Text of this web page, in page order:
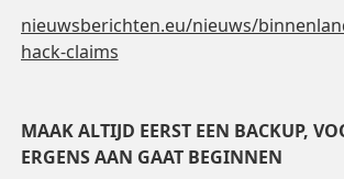
nieuwsberichten.eu/nieuws/
hack-claims
MAAK ALTIJD EERST EEN BACKUP,
ERGENS AAN GAAT BEGINNEN